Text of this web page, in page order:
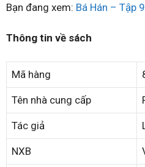
Bạn đang xem: Bá Hán – Tập
Thông tin về sách
Mã hàng
Tên nhà cung cấp
Tác giả
NXB